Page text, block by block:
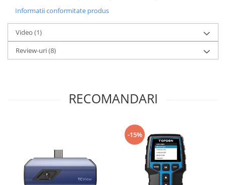
Informatii conformitate produs
Video (1)
Review-uri(8)
RECOMANDARI
-15%